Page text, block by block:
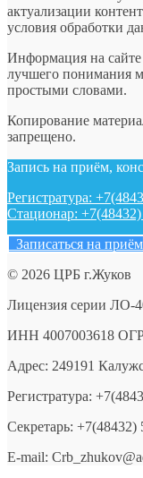
актуализации
условия обработки
Информация на
лучшего понимания
простыми словами.
Копирование
запрещено.
Запись на приём,
Регистратура:
Стационар:
Записаться на приём
© 2026 ЦРБ г.Жуков
Лицензия серии ЛО-
ИНН 4007003618
Адрес: 249191
Регистратура:
Секретарь: +7(48432)
E-mail: